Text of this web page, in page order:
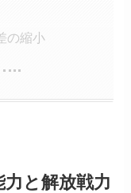
の縮小
と解放戦力